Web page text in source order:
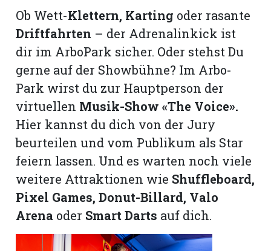
Ob Wett-Klettern, Karting oder rasante
Driftfahrten – der Adrenalinkick ist
dir im ArboPark sicher. Oder stehst Du
gerne auf der Showbühne? Im Arbo-
Park wirst du zur Hauptperson der
virtuellen Musik-Show «The Voice».
Hier kannst du dich von der Jury
beurteilen und vom Publikum als Star
feiern lassen. Und es warten noch viele
weitere Attraktionen wie Shuffleboard,
Pixel Games, Donut-Billard, Valo
Arena oder Smart Darts auf dich.